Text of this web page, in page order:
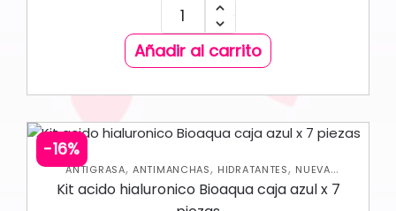
Añadir al carrito
-16%
ANTIGRASA,ANTIMANCHAS, HIDRATANTES, NUEVA
COLECCIÓN
OFERTAS, SKIN CARE FACIAL
Kit acido hialuronico Bioaqua caja azul x 7